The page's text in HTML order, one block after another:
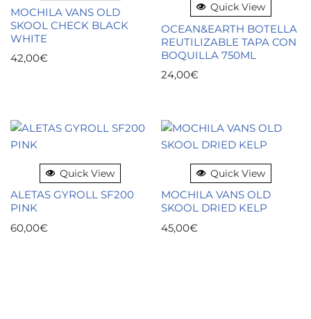
MOCHILA VANS OLD
SKOOL CHECK BLACK
WHITE
42,00€
Quick View
OCEAN&EARTH BOTELLA
REUTILIZABLE TAPA CON
BOQUILLA 750ML
24,00€
Quick View
ALETAS GYROLL SF200
PINK
60,00€
Quick View
MOCHILA VANS OLD
SKOOL DRIED KELP
45,00€